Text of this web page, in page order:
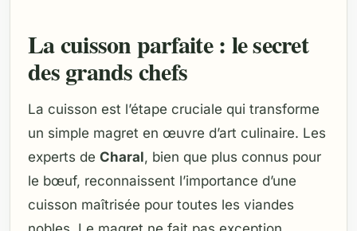
La cuisson parfaite : le secret
des grands chefs
La cuisson est l’étape cruciale qui transforme
un simple magret en œuvre d’art culinaire. Les
experts de Charal, bien que plus connus pour
le bœuf, reconnaissent l’importance d’une
cuisson maîtrisée pour toutes les viandes